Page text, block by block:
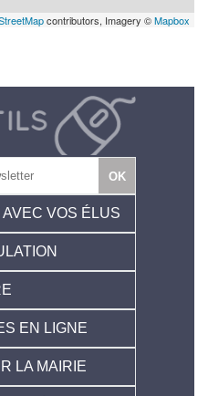
contributors, Imagery ©Mapbox
VOS ÉLUS
EN LIGNE
LA MAIRIE